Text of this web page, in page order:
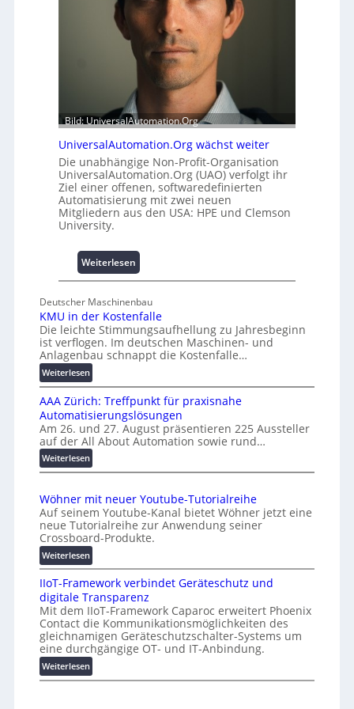
a
t
A
b
a
u
h
e
m
m
n
i
s
e
s
h
a
f
f
n
l
e
i
2
0
u
n
d
4
0
A
Bild: UniversalAutomation.Org
UniversalAutomation.Org wächst weiter
Die unabhängige Non-Profit-Organisation
UniversalAutomation.Org (UAO) verfolgt ihr
Ziel einer offenen, softwaredefinierten
Automatisierung mit zwei neuen
Mitgliedern aus den USA: HPE und Clemson
University.
Weiterlesen:
U
i
v
e
r
l
A
u
t
m
t
i
o
O
r
g
w
ä
c
s
Deutscher Maschinenbau
KMU in der Kostenfalle
Die leichte Stimmungsaufhellung zu Jahresbeginn
ist verflogen. Im deutschen Maschinen- und
Anlagenbau schnappt die Kostenfalle…
Weiterlesen:
K
M
U
i
d
e
K
o
s
t
e
n
f
a
l
l
e
AAA Zürich: Treffpunkt für praxisnahe
Automatisierungslösungen
Am 26. und 27. August präsentieren 225 Aussteller
auf der All About Automation sowie rund…
Weiterlesen:
A
A
Z
ü
r
i
c
h
:
T
r
e
f
f
p
Wöhner mit neuer Youtube-Tutorialreihe
Auf seinem Youtube-Kanal bietet Wöhner jetzt eine
neue Tutorialreihe zur Anwendung seiner
Crossboard-Produkte.
Weiterlesen:
W
ö
h
n
e
r
m
i
t
IIoT-Framework verbindet Geräteschutz und
digitale Transparenz
Mit dem IIoT-Framework Caparoc erweitert Phoenix
Contact die Kommunikationsmöglichkeiten des
gleichnamigen Geräteschutzschalter-Systems um
eine durchgängige OT- und IT-Anbindung.
Weiterlesen:
I